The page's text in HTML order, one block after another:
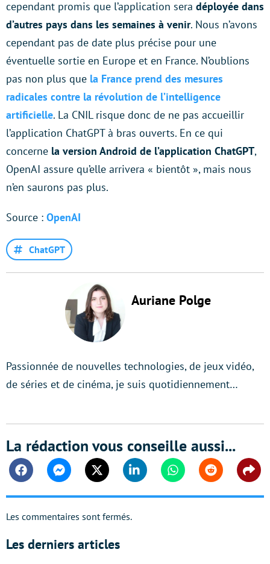
cependant promis que l’application sera déployée dans
d’autres pays dans les semaines à venir. Nous n’avons
cependant pas de date plus précise pour une
éventuelle sortie en Europe et en France. N’oublions
pas non plus que la France prend des mesures
radicales contre la révolution de l’intelligence
artificielle. La CNIL risque donc de ne pas accueillir
l’application ChatGPT à bras ouverts. En ce qui
concerne la version Android de l’application ChatGPT,
OpenAI assure qu’elle arrivera « bientôt », mais nous
n’en saurons pas plus.
Source : OpenAI
ChatGPT
Auriane Polge
Passionnée de nouvelles technologies, de jeux vidéo,
de séries et de cinéma, je suis quotidiennement…
La rédaction vous conseille aussi...
FacebookMessengerTwitter Linkedin WhatsappReddit
Les commentaires sont fermés.
Les derniers articles